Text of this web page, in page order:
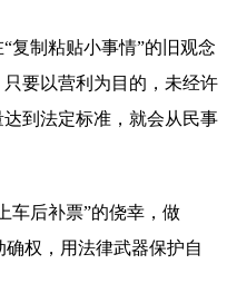
复制粘贴小事情”的旧观念
要以营利为目的，未经许
到法定标准，就会从民事
车后补票”的侥幸，做
权，用法律武器保护自